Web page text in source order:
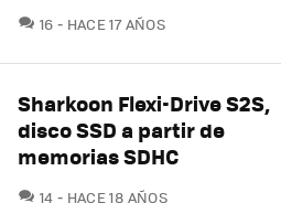
16 COMENTARIOS
HACE 17 AÑOS
Sharkoon Flexi-Drive S2S,
disco SSD a partir de
memorias SDHC
14 COMENTARIOS
HACE 18 AÑOS